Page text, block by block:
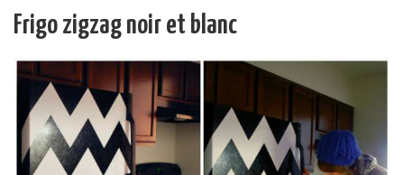
Frigo zigzag noir et blanc